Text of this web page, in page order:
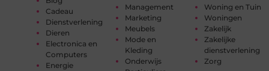
Cadeau
Dienstverlening
Dieren
Electronica en
Computers
Energie
Management
Marketing
Meubels
Mode en
Kleding
Onderwijs
Woning en Tuin
Woningen
Zakelijk
Zakelijke
dienstverlening
Zorg